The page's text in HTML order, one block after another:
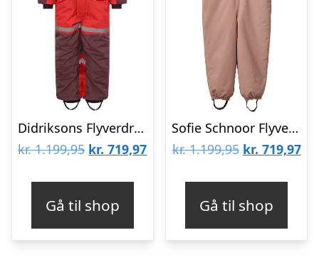
Didriksons Flyverdragt – Bjärven – Pomme Red
kr.1.199,95 Den
kr. 1.199,95.
kr. 719,97Den
kr. 719,97.
Gå til shop
Sofie Schnoor Flyverdragt – Rosy Brown
kr.1.199,95 Den
kr. 1.199,95.
kr. 719,97
kr.
Gå til shop